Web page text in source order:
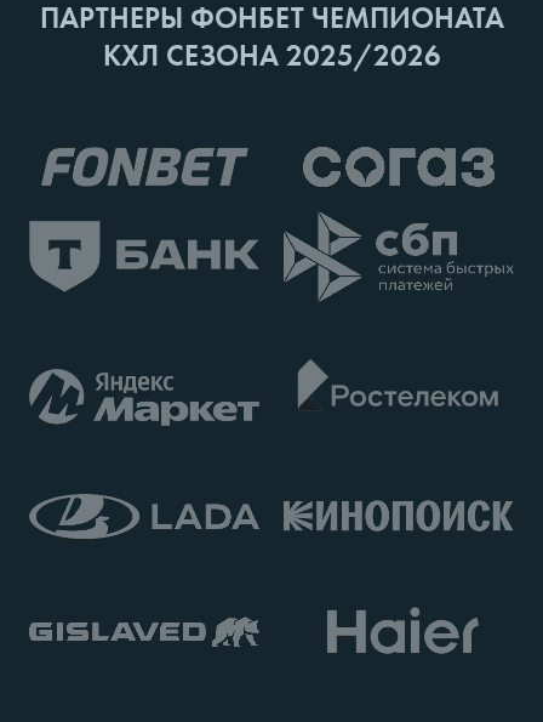
ПАРТНЕРЫ ФОНБЕТ ЧЕМПИОНАТА
КХЛ СЕЗОНА 2025/2026